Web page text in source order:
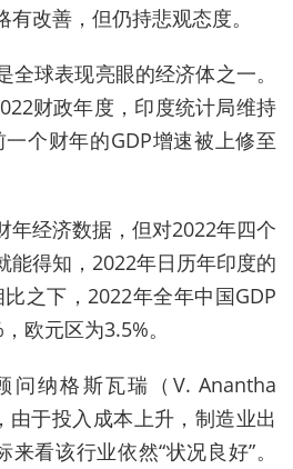
改善，但仍持悲观态度。
球表现亮眼的经济体之一。
财政年度，印度统计局维持
个财年的GDP增速被上修至
年经济数据，但对2022年四个
能得知，2022年日历年印度的
之下，2022年全年中国GDP
欧元区为3.5%。
问纳格斯瓦瑞（V. Anantha
由于投入成本上升，制造业出
看该行业依然“状况良好”。